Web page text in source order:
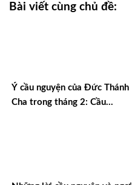
Bài viết cùng chủ đề:
Ý cầu nguyện của Đức Thánh
Cha trong tháng 2: Cầu